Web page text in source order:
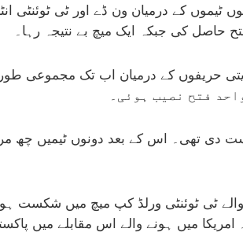
ٹیموں کے درمیان ون ڈے اور ٹی ٹوئنٹی
حریفوں کے درمیان اب تک مجموعی
سے شکست دی تھی۔ اس کے بعد دونوں ٹیمیں چھ
کا سامنا کرنا پڑا۔ سنہ 2022 میں میلبرن میں ہونے والے ٹی ٹوئنٹی ورلڈ کپ